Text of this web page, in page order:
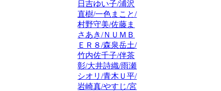
日吉ゆい子/浦沢
直樹/一色まこと/
村野守美/佐藤ま
さあき/ＮＵＭＢ
ＥＲ８/森泉岳土/
竹内佐千子/伴茶
彰/大井詩織/雨瀬
シオリ/青木Ｕ平/
岩崎真/やすじ/宮